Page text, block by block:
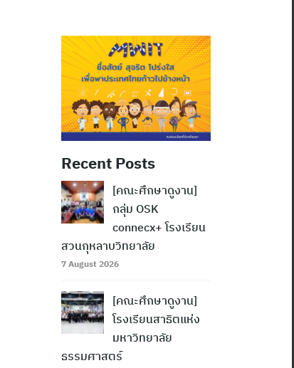
Recent Posts
[คณะศึกษาดูงาน]
กลุ่ม OSK
connecx+ โรงเรียน
สวนกุหลาบวิทยาลัย
7 August 2026
[คณะศึกษาดูงาน]
โรงเรียนสาธิตแห่ง
มหาวิทยาลัย
ธรรมศาสตร์